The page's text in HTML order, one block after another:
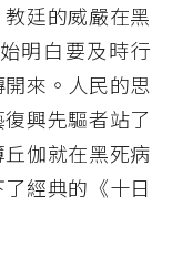
廷的威嚴在黑
明白要及時行
來。人民的思
興先驅者站了
伽就在黑死病
經典的《十日